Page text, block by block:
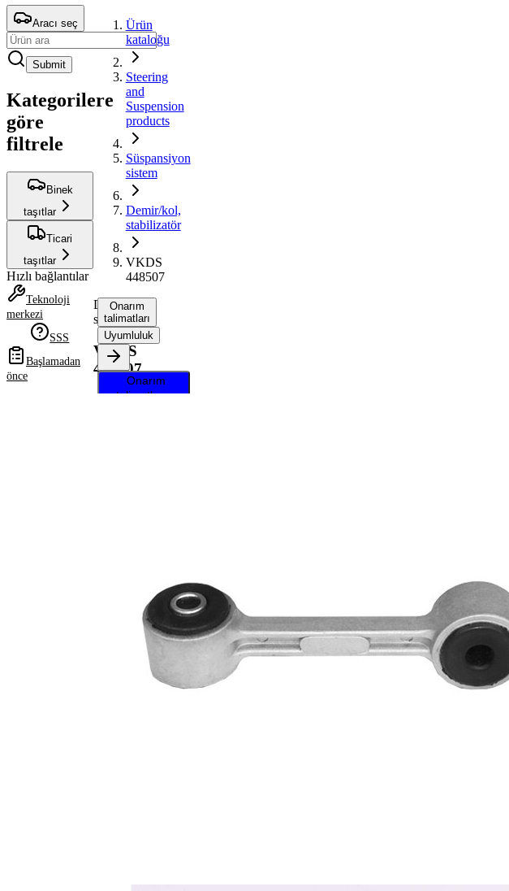
Aracı seç
Submit
Kategorilere
göre
filtrele
Binek
taşıtlar
Ticari
taşıtlar
Hızlı bağlantılar
Teknoloji
merkezi
SSS
Başlamadan
önce
Ürün
kataloğu
Steering
and
Suspension
products
Süspansiyon
sistem
Demir/kol,
stabilizatör
VKDS
448507
Demir/kol,
stabilizatör
VKDS
448507
Onarım
talimatları
Uyumluluk
Onarım
talimatlarını